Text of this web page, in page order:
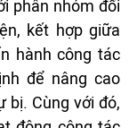
phân nhóm đối
kết hợp giữa
hành công tác
để nâng cao
bị. Cùng với đó,